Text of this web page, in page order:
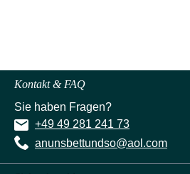
Kontakt & FAQ
Sie haben Fragen?
+49 49 281 241 73
anunsbettundso@aol.com